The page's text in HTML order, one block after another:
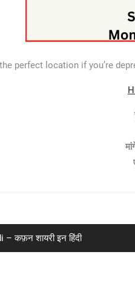
perfect location if you’re
कफ़न शायरी इन हिंदी